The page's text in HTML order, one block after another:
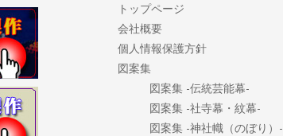
トップページ
会社概要
個人情報保護方針
図案集
図案集 -伝統芸能幕-
図案集 -社寺幕・紋幕-
図案集 -神社幟（のぼり）-